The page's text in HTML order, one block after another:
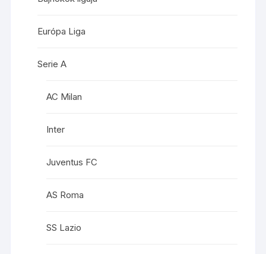
Európa Liga
Serie A
AC Milan
Inter
Juventus FC
AS Roma
SS Lazio